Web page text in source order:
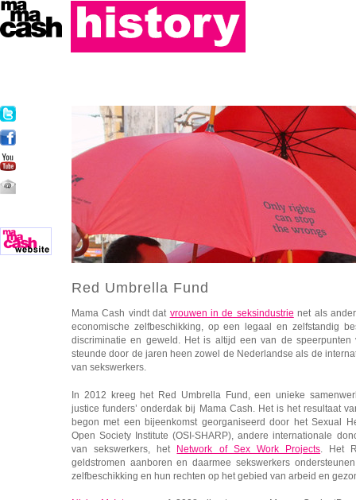
Red Umbrella Fund
Mama Cash vindt dat vrouwen in de seksindustrie net als
economische zelfbeschikking, op een legaal en zelfstandig
discriminatie en geweld. Het is altijd een van de
steunde door de jaren heen zowel de Nederlandse als de
van sekswerkers.
In 2012 kreeg het Red Umbrella Fund, een unieke
justice funders’ onderdak bij Mama Cash. Het is het resultaat
begon met een bijeenkomst georganiseerd door het Sexual
Open Society Institute (OSI-SHARP), andere internationale
van sekswerkers, het
Network of Sex Work Projects . Het
geldstromen aanboren en daarmee sekswerkers
zelfbeschikking en hun rechten op het gebied van arbeid en